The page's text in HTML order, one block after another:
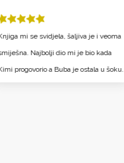
mi se svidjela, šaljiva je i veoma
Najbolji dio mi je bio kada
progovorio a Buba je ostala u šoku.